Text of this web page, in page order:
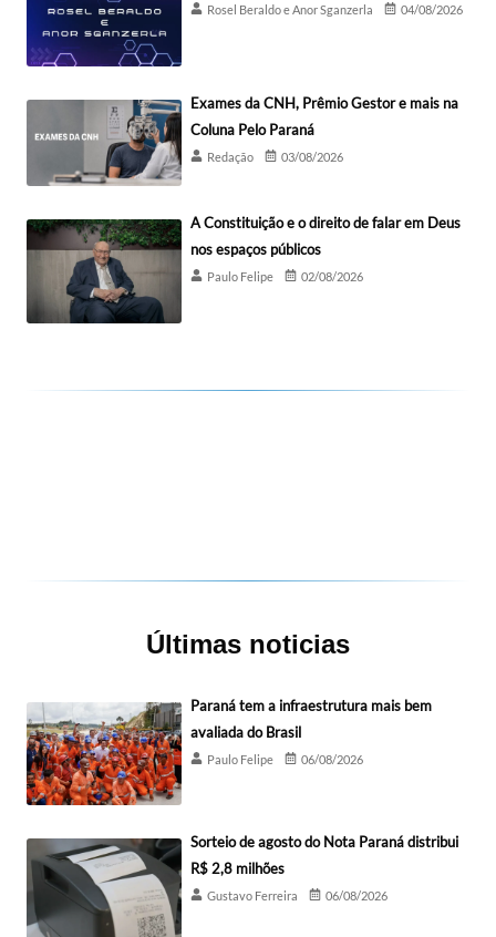
Rosel Beraldo e Anor Sganzerla 04/08/2026
Exames da CNH, Prêmio Gestor e mais na
Coluna Pelo Paraná
Redação 03/08/2026
A Constituição e o direito de falar em Deus
nos espaços públicos
Paulo Felipe 02/08/2026
Últimas noticias
Paraná tem a infraestrutura mais bem
avaliada do Brasil
Paulo Felipe 06/08/2026
Sorteio de agosto do Nota Paraná distribui
R$ 2,8 milhões
Gustavo Ferreira 06/08/2026